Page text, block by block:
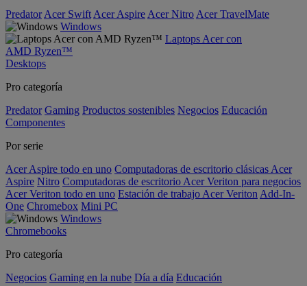
Predator Acer Swift Acer Aspire Acer Nitro Acer TravelMate
Windows
Laptops Acer con
AMD Ryzen™
Desktops
Pro categoría
Predator Gaming Productos sostenibles Negocios Educación
Componentes
Por serie
Acer Aspire todo en uno Computadoras de escritorio clásicas Acer
Aspire Nitro Computadoras de escritorio Acer Veriton para negocios
Acer Veriton todo en uno Estación de trabajo Acer Veriton Add-In-
One Chromebox Mini PC
Windows
Chromebooks
Pro categoría
Negocios Gaming en la nube Día a día Educación